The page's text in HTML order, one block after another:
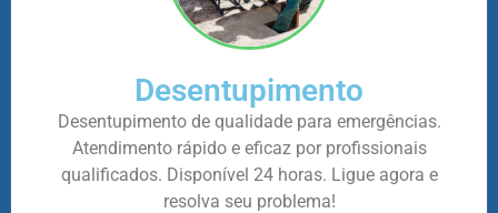
Desentupimento
Desentupimento de qualidade para emergências.
Atendimento rápido e eficaz por profissionais
qualificados. Disponível 24 horas. Ligue agora e
resolva seu problema!